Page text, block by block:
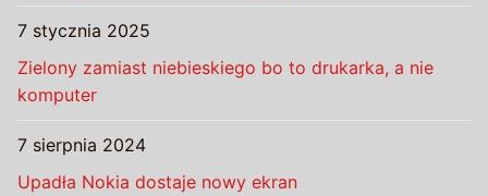
7 stycznia 2025
Zielony zamiast niebieskiego bo to drukarka, a nie
komputer
7 sierpnia 2024
Upadła Nokia dostaje nowy ekran